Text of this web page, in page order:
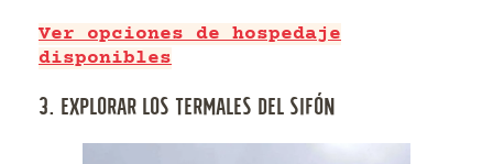
Ver opciones de hospedaje
disponibles
3. EXPLORAR LOS TERMALES DEL SIFÓN